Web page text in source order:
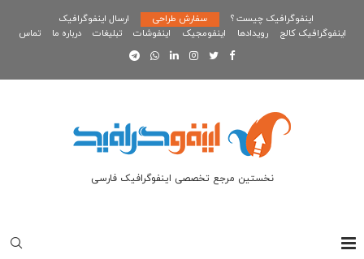
اینفوگرافیک چیست ؟ سفارش طراحی
ارسال اینفوگرافیک
اینفوگرافیک کالج
رویدادها اینفومجیک اینفوشات تبلیغات درباره ما تماس
نخستین مرجع تخصصی اینفوگرافیک فارسی